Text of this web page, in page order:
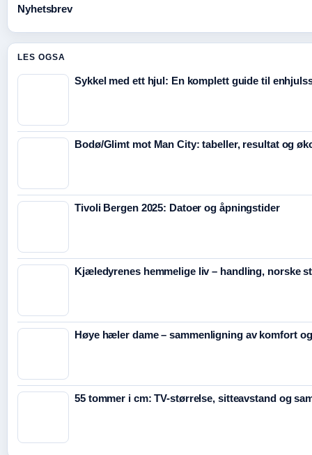
Nyhetsbrev
LES OGSA
Sykkel med ett hjul: En komplett guide til
Bodø/Glimt mot Man City: tabeller, resultat og
Tivoli Bergen 2025: Datoer og åpningstider
Kjæledyrenes hemmelige liv – handling, norske
Høye hæler dame – sammenligning av komfort
55 tommer i cm: TV-størrelse, sitteavstand og